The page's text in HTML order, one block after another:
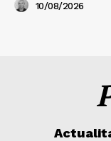
10/08/2026